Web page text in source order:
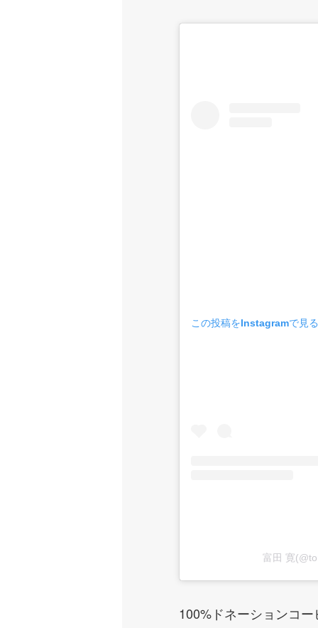
この投稿をInstagramで見る
富田 寛
100%ドネーションコ